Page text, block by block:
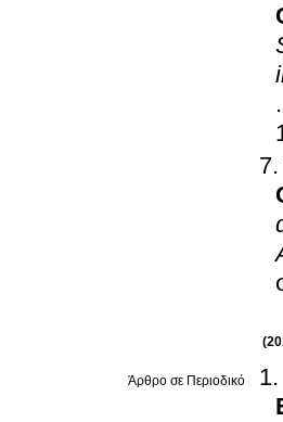
.
Άρθρο σε Περιοδικό